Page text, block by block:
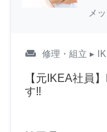
メ
weekend 修理・組立 ▸
【元IKEA社員
す‼︎